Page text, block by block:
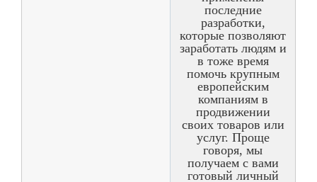
последние
разработки,
которые позволяют
заработать людям и
в тоже время
помочь крупным
европейским
компаниям в
продвижении
своих товаров или
услуг. Проще
говоря, мы
получаем с вами
готовый личный